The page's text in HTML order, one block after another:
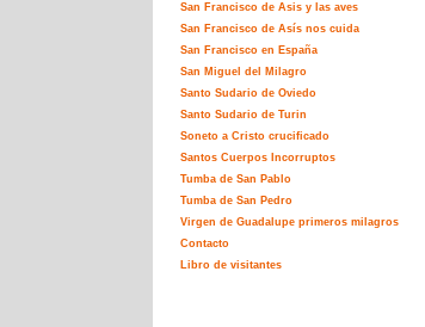
San Francisco de Asis y las aves
San Francisco de Asís nos cuida
San Francisco en España
San Miguel del Milagro
Santo Sudario de Oviedo
Santo Sudario de Turin
Soneto a Cristo crucificado
Santos Cuerpos Incorruptos
Tumba de San Pablo
Tumba de San Pedro
Virgen de Guadalupe primeros milagros
Contacto
Libro de visitantes